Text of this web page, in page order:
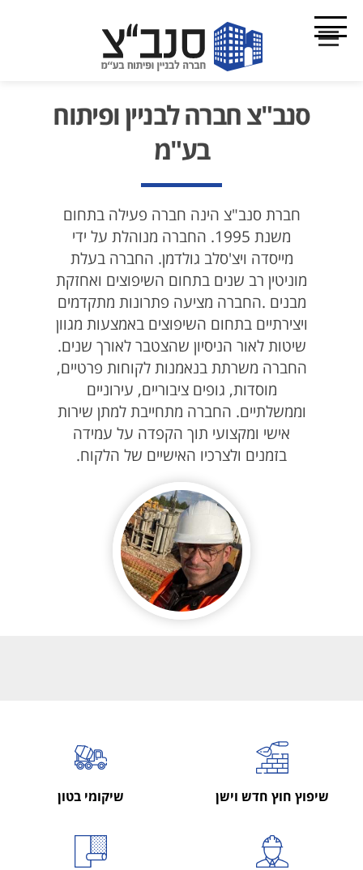
סנב"צ חברה לבניין ופיתוח
בע"מ
חברת סנב"צ הינה חברה פעילה בתחום
משנת 1995. החברה מנוהלת על ידי
מייסדה ויצ'סלב גולדמן. החברה בעלת
מוניטין רב שנים בתחום השיפוצים ואחזקת
מבנים .החברה מציעה פתרונות מתקדמים
ויצירתיים בתחום השיפוצים באמצעות מגוון
שיטות לאור הניסיון שהצטבר לאורך שנים.
החברה משרתת בנאמנות לקוחות פרטיים,
מוסדות, גופים ציבוריים, עירוניים
וממשלתיים. החברה מתחייבת למתן שירות
אישי ומקצועי תוך הקפדה על עמידה
בזמנים ולצרכיו האישיים של הלקוח.
שיפוץ חוץ חדש וישן שיקומי בטון